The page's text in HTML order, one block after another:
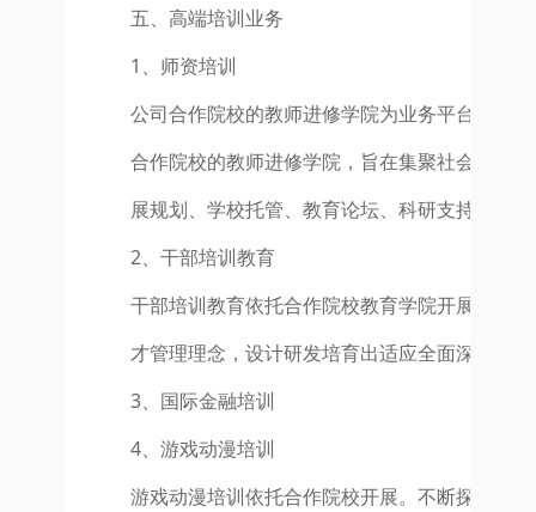
五、高端培训业务
1、师资培训
公司合作院校的教师进修学院为业务平台，打
合作院校的教师进修学院，旨在集聚社会各界
展规划、学校托管、教育论坛、科研支持、课
2、干部培训教育
干部培训教育依托合作院校教育学院开展。合
才管理理念，设计研发培育出适应全面深化改
3、国际金融培训
4、游戏动漫培训
游戏动漫培训依托合作院校开展。不断探索和